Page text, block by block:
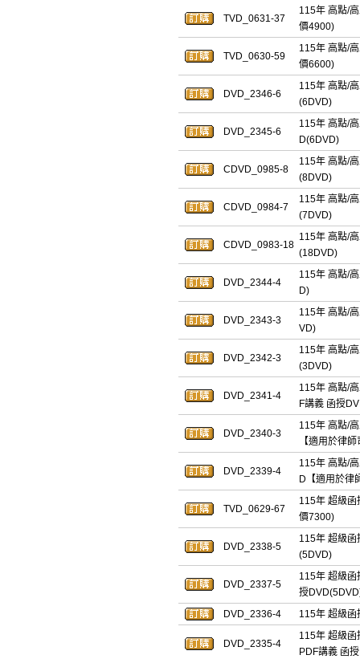
TVD_0631-37
115年 高點/
價4900)
TVD_0630-59
115年 高點/
價6600)
DVD_2346-6
115年 高點/
(6DVD)
DVD_2345-6
115年 高點/
D(6DVD)
CDVD_0985-8
115年 高點/
(8DVD)
CDVD_0984-7
115年 高點/
(7DVD)
CDVD_0983-18
115年 高點/
(18DVD)
DVD_2344-4
115年 高點/
D)
DVD_2343-3
115年 高點/
VD)
DVD_2342-3
115年 高點/
(3DVD)
DVD_2341-4
115年 高點/
F講義 函授
DVD_2340-3
115年 高點/
【適用於律
DVD_2339-4
115年 高點/
D【適用於律
TVD_0629-67
115年 超級函
價7300)
DVD_2338-5
115年 超級函
(5DVD)
DVD_2337-5
115年 超級函
授
DVD_2336-4
115年 超級函
DVD_2335-4
115年 超級函
PDF講義 函